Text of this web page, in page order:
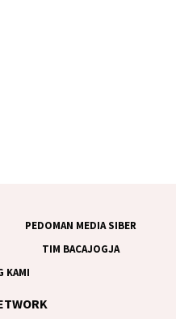
PEDOMAN MEDIA SIBER
TIM BACAJOGJA
KAMI